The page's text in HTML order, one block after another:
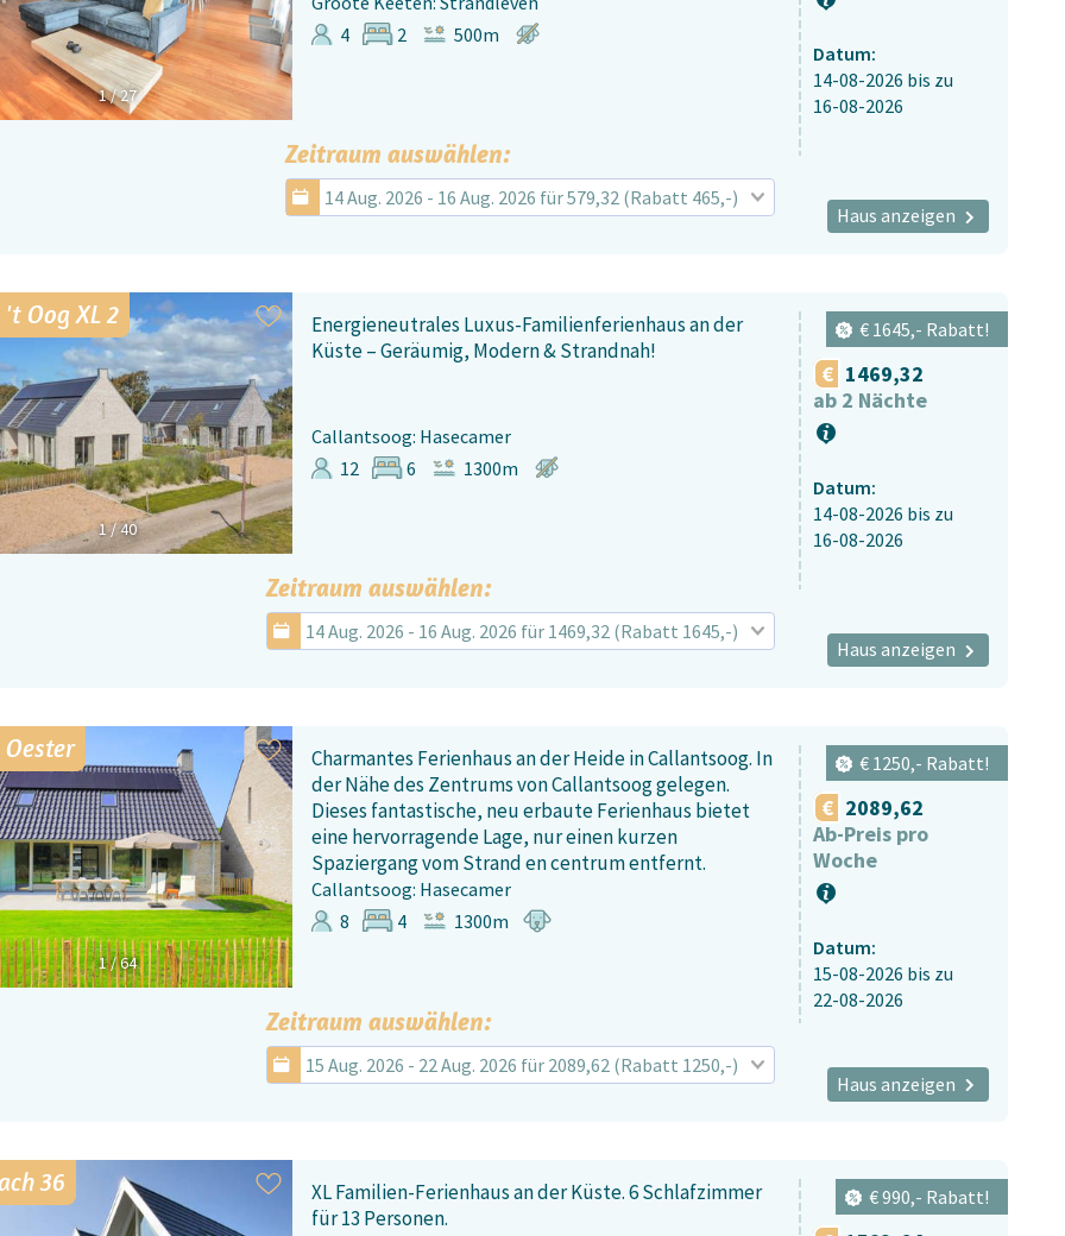
1/27
4
2 500m
Zeitraum auswählen:
14 Aug. 2026 - 16 Aug. 2026 für 579,32 (Rabatt 465,-)
Datum:
14-08-2026 bis zu
16-08-2026
Haus anzeigen
1/40
't Oog XL 2
Energieneutrales Luxus-Familienferienhaus an der
Küste – Geräumig, Modern & Strandnah!
Callantsoog: Hasecamer
12
6 1300m
Zeitraum auswählen:
14 Aug. 2026 - 16 Aug. 2026 für 1469,32 (Rabatt 1645,-)
€ 1645,- Rabatt!
1469,32
ab 2 Nächte
Datum:
14-08-2026 bis zu
16-08-2026
Haus anzeigen
1/64
Oester
Charmantes Ferienhaus an der Heide in Callantsoog. In
der Nähe des Zentrums von Callantsoog gelegen.
Dieses fantastische, neu erbaute Ferienhaus bietet
eine hervorragende Lage, nur einen kurzen
Spaziergang vom Strand en centrum entfernt.
Callantsoog: Hasecamer
8
4 1300m
Zeitraum auswählen:
15 Aug. 2026 - 22 Aug. 2026 für 2089,62 (Rabatt 1250,-)
€ 1250,- Rabatt!
2089,62
Ab-Preis pro
Woche
Datum:
15-08-2026 bis zu
22-08-2026
Haus anzeigen
36
XL Familien-Ferienhaus an der Küste. 6 Schlafzimmer
für 13 Personen.
€ 990,- Rabatt!